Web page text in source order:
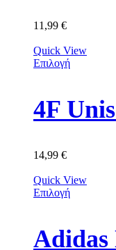
11,99 €
Quick View
Επιλογή
4F
14,99 €
Quick View
Επιλογή
Adidas